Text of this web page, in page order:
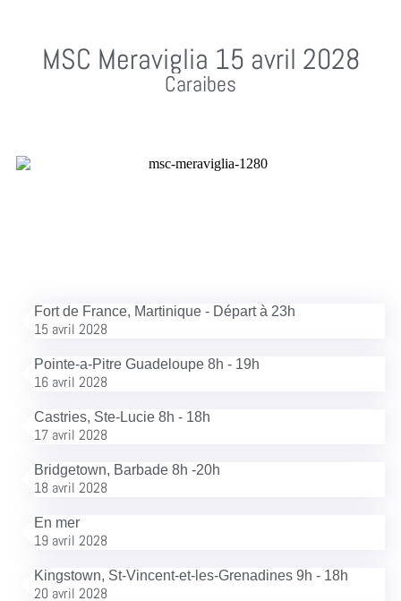
MSC Meraviglia 15 avril 2028
Caraibes
Fort de France, Martinique - Départ à 23h
15 avril 2028
Pointe-a-Pitre Guadeloupe 8h - 19h
16 avril 2028
Castries, Ste-Lucie 8h - 18h
17 avril 2028
Bridgetown, Barbade 8h -20h
18 avril 2028
En mer
19 avril 2028
Kingstown, St-Vincent-et-les-Grenadines 9h - 18h
20 avril 2028